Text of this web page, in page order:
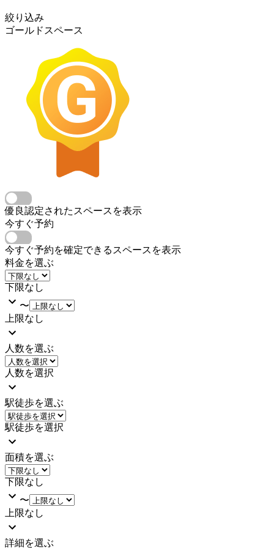
絞り込み
ゴールドスペース
優良認定されたスペースを表示
今すぐ予約
今すぐ予約を確定できるスペースを表示
料金を選ぶ
下限なし
〜
上限なし
人数を選ぶ
人数を選択
駅徒歩を選ぶ
駅徒歩を選択
面積を選ぶ
下限なし
〜
上限なし
詳細を選ぶ